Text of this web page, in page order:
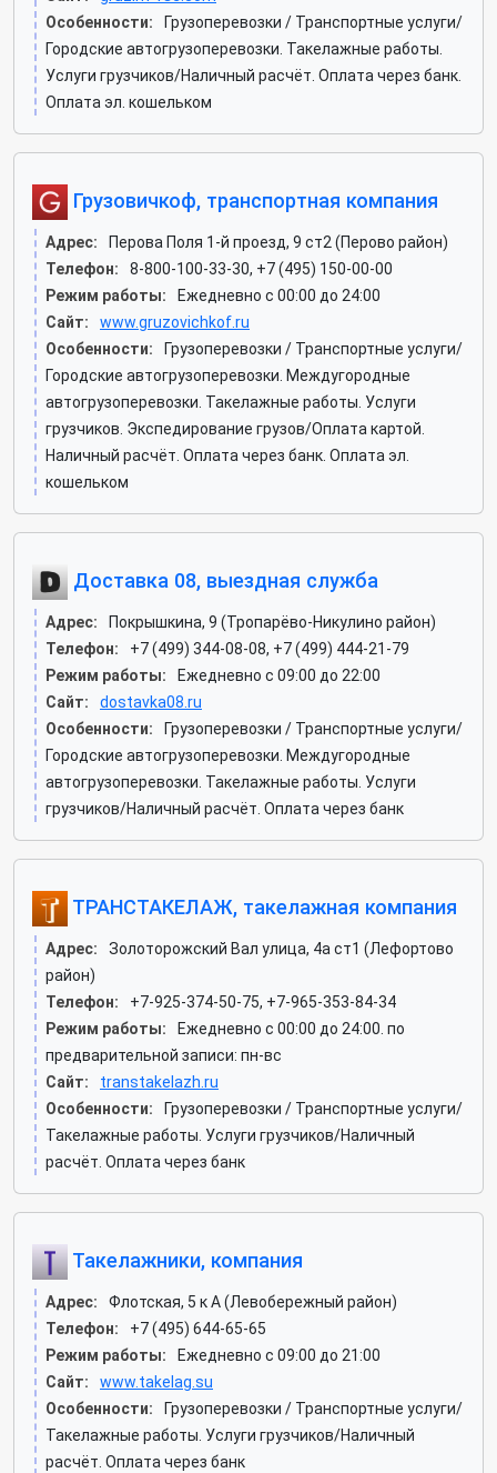
Особенности:
Грузоперевозки / Транспортные услуги/
Городские автогрузоперевозки. Такелажные работы.
Услуги грузчиков/Наличный расчёт. Оплата через банк.
Оплата эл. кошельком
Грузовичкоф, транспортная компания
Адрес:
Перова Поля 1-й проезд, 9 ст2 (Перово район)
Телефон:
8-800-100-33-30, +7 (495) 150-00-00
Режим работы:
Ежедневно с 00:00 до 24:00
Сайт:
www.gruzovichkof.ru
Особенности:
Грузоперевозки / Транспортные услуги/
Городские автогрузоперевозки. Междугородные
автогрузоперевозки. Такелажные работы. Услуги
грузчиков. Экспедирование грузов/Оплата картой.
Наличный расчёт. Оплата через банк. Оплата эл.
кошельком
Доставка 08, выездная служба
Адрес:
Покрышкина, 9 (Тропарёво-Никулино район)
Телефон:
+7 (499) 344-08-08, +7 (499) 444-21-79
Режим работы:
Ежедневно с 09:00 до 22:00
Сайт:
dostavka08.ru
Особенности:
Грузоперевозки / Транспортные услуги/
Городские автогрузоперевозки. Междугородные
автогрузоперевозки. Такелажные работы. Услуги
грузчиков/Наличный расчёт. Оплата через банк
ТРАНСТАКЕЛАЖ, такелажная компания
Адрес:
Золоторожский Вал улица, 4а ст1 (Лефортово
район)
Телефон:
+7-925-374-50-75, +7-965-353-84-34
Режим работы:
Ежедневно с 00:00 до 24:00. по
предварительной записи: пн-вс
Сайт:
transtakelazh.ru
Особенности:
Грузоперевозки / Транспортные услуги/
Такелажные работы. Услуги грузчиков/Наличный
расчёт. Оплата через банк
Такелажники, компания
Адрес:
Флотская, 5 к А (Левобережный район)
Телефон:
+7 (495) 644-65-65
Режим работы:
Ежедневно с 09:00 до 21:00
Сайт:
www.takelag.su
Особенности:
Грузоперевозки / Транспортные услуги/
Такелажные работы. Услуги грузчиков/Наличный
расчёт. Оплата через банк